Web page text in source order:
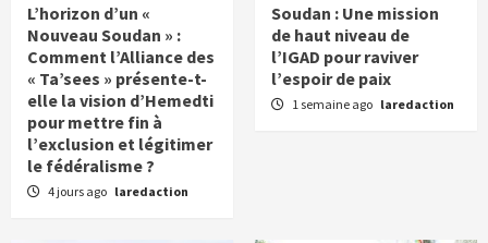
L’horizon d’un «
Nouveau Soudan » :
Comment l’Alliance des
« Ta’sees » présente-t-
elle la vision d’Hemedti
pour mettre fin à
l’exclusion et légitimer
le fédéralisme ?
4 jours ago laredaction
Soudan : Une mission
de haut niveau de
l’IGAD pour raviver
l’espoir de paix
1 semaine ago laredaction